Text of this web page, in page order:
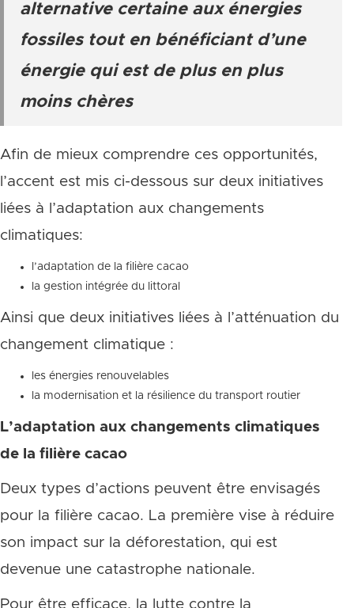
alternative certaine aux énergies
fossiles tout en bénéficiant d’une
énergie qui est de plus en plus
moins chères
Afin de mieux comprendre ces opportunités,
l’accent est mis ci-dessous sur deux initiatives
liées à l’adaptation aux changements
climatiques:
l’adaptation de la filière cacao
la gestion intégrée du littoral
Ainsi que deux initiatives liées à l’atténuation du
changement climatique :
les énergies renouvelables
la modernisation et la résilience du transport routier
L’adaptation aux changements climatiques
de la filière cacao
Deux types d’actions peuvent être envisagés
pour la filière cacao. La première vise à réduire
son impact sur la déforestation, qui est
devenue une catastrophe nationale.
Pour être efficace, la lutte contre la